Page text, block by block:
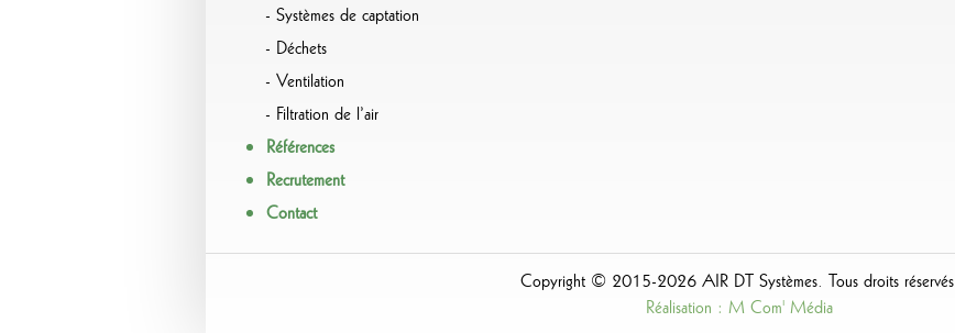
Systèmes de captation
Déchets
Ventilation
Filtration de l’air
Références
Recrutement
Contact
Copyright © 2015-2026 AIR DT Systèmes. Tous droits réservés.
Réalisation : M Com' Média